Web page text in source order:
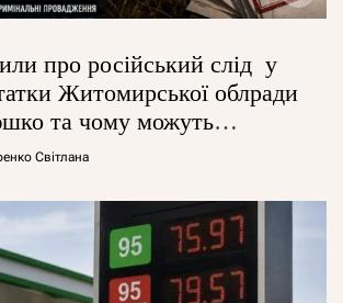
про російський слід у
Житомирської облради
та чому можуть
активи
Світлана